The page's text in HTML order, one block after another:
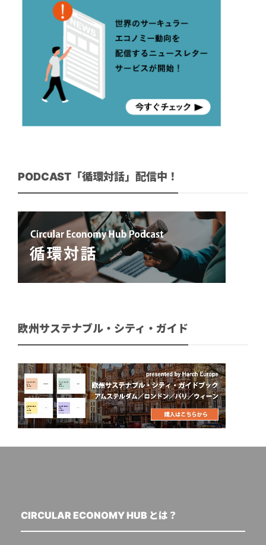
PODCAST「循環対話」配信中！
欧州サステナブル・シティ・ガイド
CIRCULAR ECONOMY HUB とは？